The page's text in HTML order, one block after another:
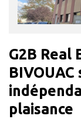
G2B Real
plaisance